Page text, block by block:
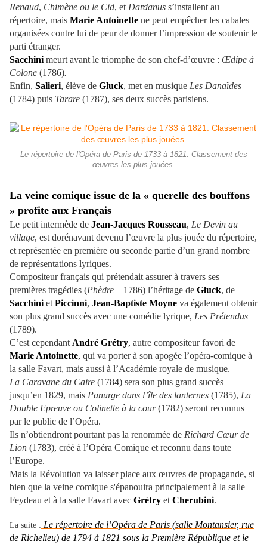
Renaud, Chimène ou le Cid, et Dardanus s’installent au
répertoire, mais Marie Antoinette ne peut empêcher les cabales
organisées contre lui de peur de donner l’impression de soutenir le
parti étranger.
Sacchini meurt avant le triomphe de son chef-d’œuvre : Œdipe à
Colone (1786).
Enfin, Salieri, élève de Gluck, met en musique Les Danaïdes
(1784) puis Tarare (1787), ses deux succès parisiens.
Le répertoire de l'Opéra de Paris de 1733 à 1821. Classement des
œuvres les plus jouées.
La veine comique issue de la « querelle des bouffons
» profite aux Français
Le petit intermède de Jean-Jacques Rousseau, Le Devin au
village, est dorénavant devenu l’œuvre la plus jouée du répertoire,
et représentée en première ou seconde partie d’un grand nombre
de représentations lyriques.
Compositeur français qui prétendait assurer à travers ses
premières tragédies (Phèdre – 1786) l’héritage de Gluck, de
Sacchini et Piccinni, Jean-Baptiste Moyne va également obtenir
son plus grand succès avec une comédie lyrique, Les Prétendus
(1789).
C’est cependant André Grétry, autre compositeur favori de
Marie Antoinette, qui va porter à son apogée l’opéra-comique à
la salle Favart, mais aussi à l’Académie royale de musique.
La Caravane du Caire (1784) sera son plus grand succès
jusqu’en 1829, mais Panurge dans l’île des lanternes (1785), La
Double Epreuve ou Colinette à la cour(1782) seront reconnus
par le public de l’Opéra.
Ils n’obtiendront pourtant pas la renommée de Richard Cœur de
Lion (1783), créé à l’Opéra Comique et reconnu dans toute
l’Europe.
Mais la Révolution va laisser place aux œuvres de propagande, si
bien que la veine comique s'épanouira principalement à la salle
Feydeau et à la salle Favart avec Grétry et Cherubini.
La suite : Le répertoire de l’Opéra de Paris (salle Montansier, rue
de Richelieu) de 1794 à 1821 sous la Première République et le